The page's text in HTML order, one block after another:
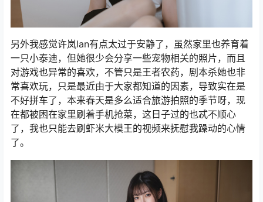
另外我感觉许岚lan有点太过于安静了，虽然家里也养育着
一只小泰迪，但她很少会分享一些宠物相关的照片，而且
对游戏也异常的喜欢，不管只是王者农药，剧本杀她也非
常喜欢玩，只是最近由于大家都知道的因素，导致实在是
不好拼车了，本来春天是多么适合旅游拍照的季节呀，现
在都被困在家里刷着手机抢菜，这日子过的也忒不顺心
了，我也只能去刷虾米大模王的视频来抚慰我躁动的心情
了。